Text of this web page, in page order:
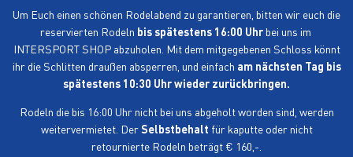
Um Euch einen schönen Rodelabend zu garantieren, bitten wir euch die
reservierten Rodeln bis spätestens 16:00 Uhrbei uns im
INTERSPORT SHOP abzuholen. Mit dem mitgegebenen Schloss könnt
ihr die Schlitten draußen absperren, und einfach am nächsten Tag bis
spätestens 10:30 Uhr wieder zurückbringen.
Rodeln die bis 16:00 Uhr nicht bei uns abgeholt worden sind, werden
weitervermietet. DerSelbstbehalt für kaputte oder nicht
retournierte Rodeln beträgt € 160,-.